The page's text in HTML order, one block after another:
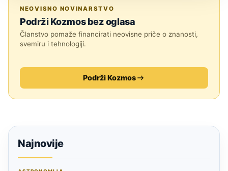
NEOVISNO NOVINARSTVO
Podrži Kozmos bez oglasa
Članstvo pomaže financirati neovisne priče o znanosti,
svemiru i tehnologiji.
Podrži Kozmos
Najnovije